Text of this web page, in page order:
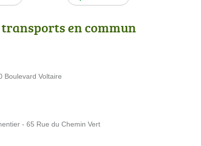
en commun
Boulevard Voltaire
- 65 Rue du Chemin Vert